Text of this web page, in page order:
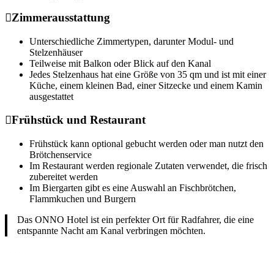
Zimmerausstattung
Unterschiedliche Zimmertypen, darunter Modul- und
Stelzenhäuser
Teilweise mit Balkon oder Blick auf den Kanal
Jedes Stelzenhaus hat eine Größe von 35 qm und ist mit einer
Küche, einem kleinen Bad, einer Sitzecke und einem Kamin
ausgestattet
Frühstück und Restaurant
Frühstück kann optional gebucht werden oder man nutzt den
Brötchenservice
Im Restaurant werden regionale Zutaten verwendet, die frisch
zubereitet werden
Im Biergarten gibt es eine Auswahl an Fischbrötchen,
Flammkuchen und Burgern
Das ONNO Hotel ist ein perfekter Ort für Radfahrer, die eine
entspannte Nacht am Kanal verbringen möchten.